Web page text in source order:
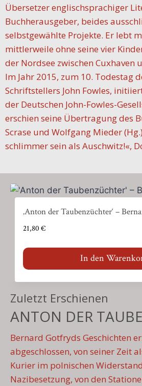
Übersetzer englischsprachiger
Buchherausgeber, beides
selbstgewählte Projekte. Er lebt
mittlerweile ohne seine vier
der Nordsee zwischen Cuxhaven
Im Jahr 2015, zum 10. Todestag
Schriftstellers John Fowles,
der Deutschen John-Fowles-
erschien seine Übertragung des
Scrase und Wolfgang Mieder
schlimmer sein als Auschwitz!«,
‚Anton der Taubenzüchter‘ –
21,80 €
In den
Zuletzt Erschienen
ANTON DER
Bernard Gotfryds Geschichten
abgeschlossen, von seiner Zeit
Kurier im polnischen
Nazibesetzung, von den